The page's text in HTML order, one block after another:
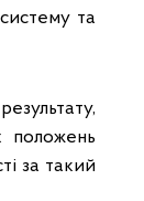
та
положень
за такий